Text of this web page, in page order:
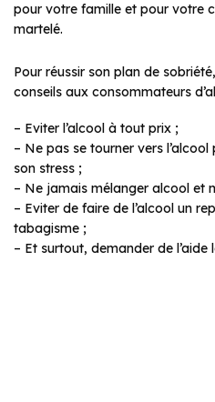
pour votre famille et pour votre
martelé.
Pour réussir son plan de
conseils aux consommateurs
– Eviter l’alcool à tout prix ;
– Ne pas se tourner vers
son stress ;
– Ne jamais mélanger alcool et
– Eviter de faire de l’alcool un
tabagisme ;
– Et surtout, demander de l’aide